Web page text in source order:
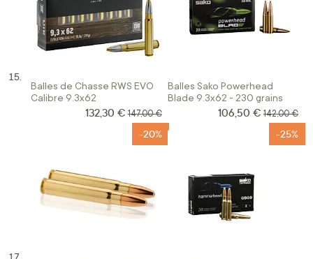
Balles de Chasse RWS EVO
Calibre 9.3x62
Prix Spécial
132,30 € Prix normal
147,00 €
Balles Sako Powerhead
Blade 9.3x62 - 230 grains
Prix Spécial
106,50 € Prix normal
142,00 €
-20% -25%